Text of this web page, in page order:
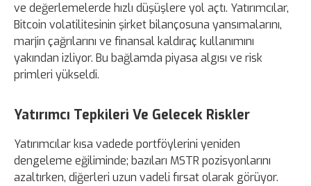
ve değerlemelerde hızlı düşüşlere yol açtı. Yatırımcılar,
Bitcoin volatilitesinin şirket bilançosuna yansımalarını,
marjin çağrılarını ve finansal kaldıraç kullanımını
yakından izliyor. Bu bağlamda piyasa algısı ve risk
primleri yükseldi.
Yatırımcı Tepkileri Ve Gelecek Riskler
Yatırımcılar kısa vadede portföylerini yeniden
dengeleme eğiliminde; bazıları MSTR pozisyonlarını
azaltırken, diğerleri uzun vadeli fırsat olarak görüyor.